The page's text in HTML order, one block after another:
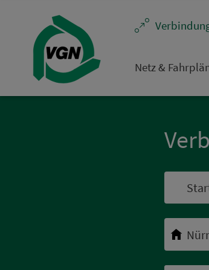
Netz &